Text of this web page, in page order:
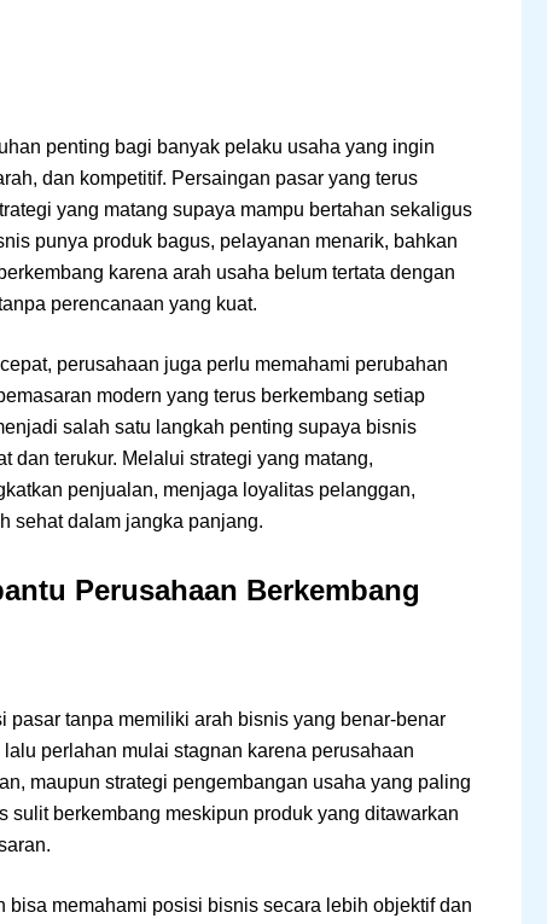
penting bagi banyak pelaku usaha yang ingin
dan kompetitif. Persaingan pasar yang terus
yang matang supaya mampu bertahan sekaligus
punya produk bagus, pelayanan menarik, bahkan
karena arah usaha belum tertata dengan
perencanaan yang kuat.
perusahaan juga perlu memahami perubahan
modern yang terus berkembang setiap
salah satu langkah penting supaya bisnis
dan terukur. Melalui strategi yang matang,
penjualan, menjaga loyalitas pelanggan,
sehat dalam jangka panjang.
Perusahaan Berkembang
tanpa memiliki arah bisnis yang benar-benar
perlahan mulai stagnan karena perusahaan
maupun strategi pengembangan usaha yang paling
berkembang meskipun produk yang ditawarkan
memahami posisi bisnis secara lebih objektif dan